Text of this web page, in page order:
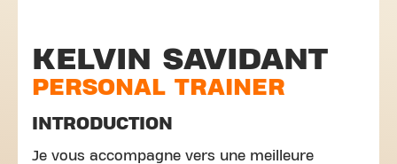
KELVIN SAVIDANT
PERSONAL TRAINER
INTRODUCTION
Je vous accompagne vers une meilleure